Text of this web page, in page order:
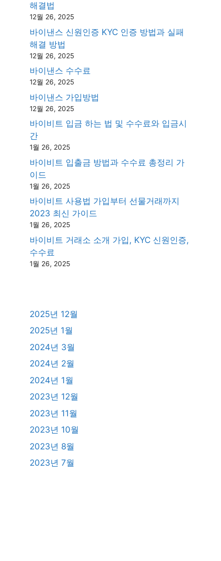
해결법
12월 26, 2025
바이낸스 신원인증 KYC 인증 방법과 실패
해결 방법
12월 26, 2025
바이낸스 수수료
12월 26, 2025
바이낸스 가입방법
12월 26, 2025
바이비트 입금 하는 법 및 수수료와 입금시
간
1월 26, 2025
바이비트 입출금 방법과 수수료 총정리 가
이드
1월 26, 2025
바이비트 사용법 가입부터 선물거래까지
2023 최신 가이드
1월 26, 2025
바이비트 거래소 소개 가입, KYC 신원인증,
수수료
1월 26, 2025
2025년 12월
2025년 1월
2024년 3월
2024년 2월
2024년 1월
2023년 12월
2023년 11월
2023년 10월
2023년 8월
2023년 7월